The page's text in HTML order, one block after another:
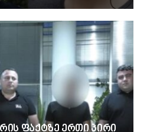
ფაქტზე ერთი პირი